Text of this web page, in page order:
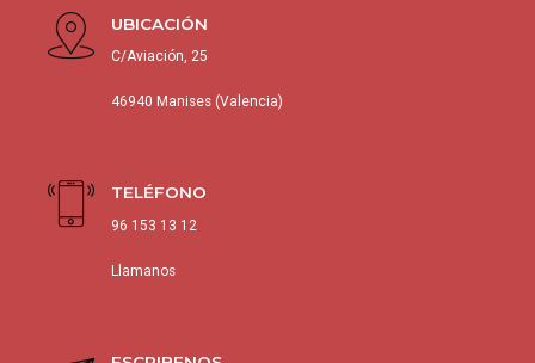
UBICACIÓN
C/Aviación, 25
46940 Manises (Valencia)
TELÉFONO
96 153 13 12
Llamanos